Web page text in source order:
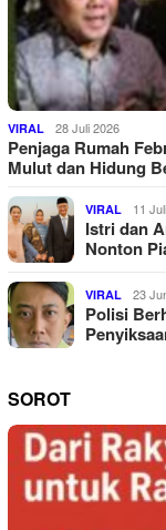
VIRAL 28 Juli 2026
Penjaga Rumah
Mulut dan Hidung
VIRAL 11
Istri dan
Nonton
VIRAL 23
Polisi
SOROT